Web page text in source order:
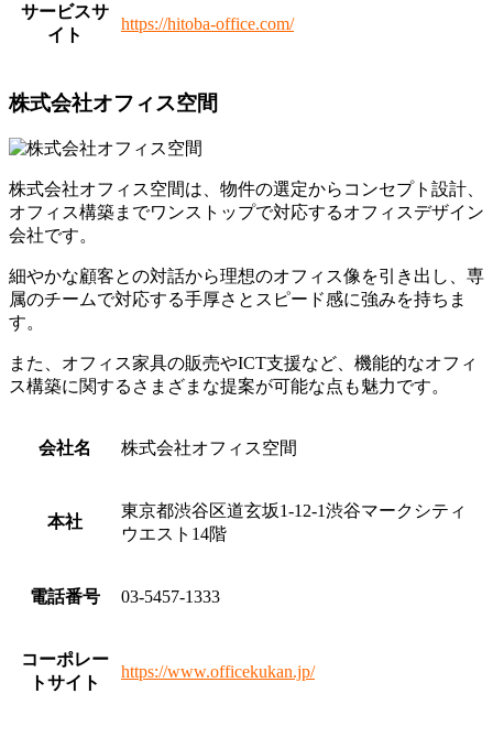
サービスサ
イト
https://hitoba-office.com/
株式会社オフィス空間
株式会社オフィス空間は、物件の選定からコンセプト設計、
オフィス構築までワンストップで対応するオフィスデザイン
会社です。
細やかな顧客との対話から理想のオフィス像を引き出し、専
属のチームで対応する手厚さとスピード感に強みを持ちま
す。
また、オフィス家具の販売やICT支援など、機能的なオフィ
ス構築に関するさまざまな提案が可能な点も魅力です。
会社名 株式会社オフィス空間
本社
東京都渋谷区道玄坂1-12-1渋谷マークシティ
ウエスト14階
電話番号 03-5457-1333
コーポレー
トサイト
https://www.officekukan.jp/